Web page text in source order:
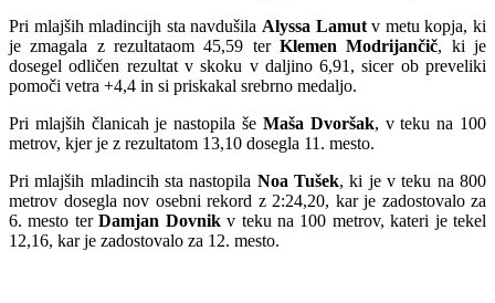
Pri mlajših mladincijh sta navdušila Alyssa Lamutv metu kopja, ki
je zmagala z rezultataom 45,59 ter Klemen Modrijančič, ki je
dosegel odličen rezultat v skoku v daljino 6,91, sicer ob preveliki
pomoči vetra +4,4 in si priskakal srebrno medaljo.
Pri mlajših članicah je nastopila še Maša Dvoršak, v teku na 100
metrov, kjer je z rezultatom 13,10 dosegla 11. mesto.
Pri mlajših mladincih sta nastopila Noa Tušek, ki je v teku na 800
metrov dosegla nov osebni rekord z 2:24,20, kar je zadostovalo za
6. mesto terDamjan Dovnikv teku na 100 metrov, kateri je tekel
12,16, kar je zadostovalo za 12. mesto.